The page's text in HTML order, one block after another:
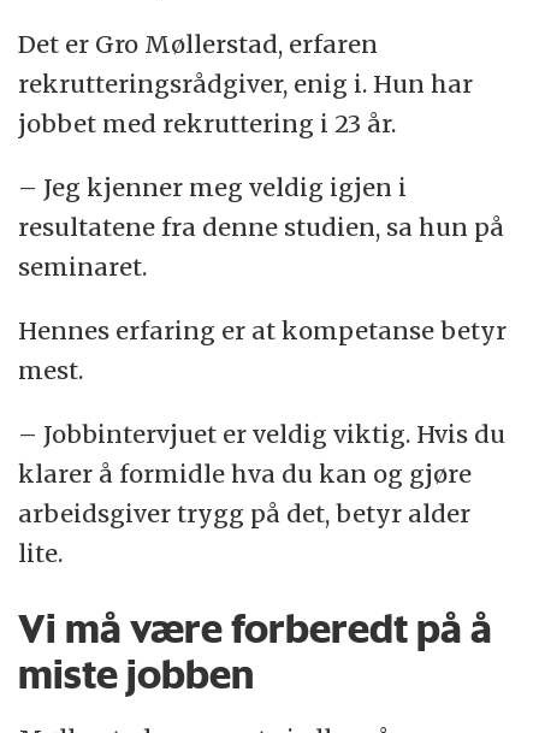
Det er Gro Møllerstad, erfaren
rekrutteringsrådgiver, enig i. Hun har
jobbet med rekruttering i 23 år.
– Jeg kjenner meg veldig igjen i
resultatene fra denne studien, sa hun på
seminaret.
Hennes erfaring er at kompetanse betyr
mest.
– Jobbintervjuet er veldig viktig. Hvis du
klarer å formidle hva du kan og gjøre
arbeidsgiver trygg på det, betyr alder
lite.
Vi må være forberedt på å
miste jobben